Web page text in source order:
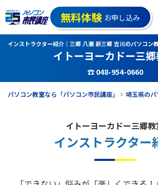
無料体験 お申し込み
インストラクター紹介｜三郷 八潮 新三郷 吉川のパソコン
イトーヨーカドー三
☎ 048-954-0660
パソコン教室なら「パソコン市民講座」 埼玉県の
イトーヨーカドー三郷
インストラクター